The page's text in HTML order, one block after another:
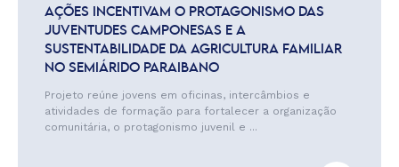
AÇÕES INCENTIVAM O PROTAGONISMO DAS
JUVENTUDES CAMPONESAS E A
SUSTENTABILIDADE DA AGRICULTURA FAMILIAR
NO SEMIÁRIDO PARAIBANO
Projeto reúne jovens em oficinas, intercâmbios e
atividades de formação para fortalecer a organização
comunitária, o protagonismo juvenil e ...